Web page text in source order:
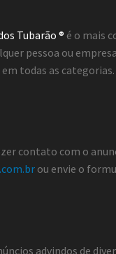
Tubarão ® é o mais
pessoa ou
em todas as categorias.
contato com o
ou envie o
advindos de